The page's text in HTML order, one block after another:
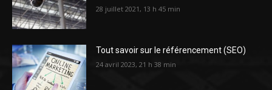
28 juillet 2021, 13 h 45 min
Tout savoir sur le référencement (SEO)
24 avril 2023, 21 h 38 min